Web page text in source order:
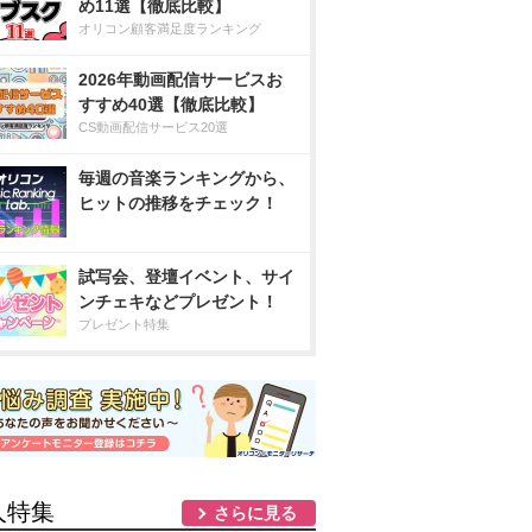
め11選【徹底比較】
オリコン顧客満足度ランキング
2026年動画配信サービスお
すすめ40選【徹底比較】
CS動画配信サービス20選
毎週の音楽ランキングから、
ヒットの推移をチェック！
試写会、登壇イベント、サイ
ンチェキなどプレゼント！
プレゼント特集
特集 さらに見る